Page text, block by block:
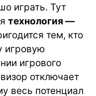
играть. Тут
технология —
тем, кто
игровую
игрового
отключает
весь потенциал